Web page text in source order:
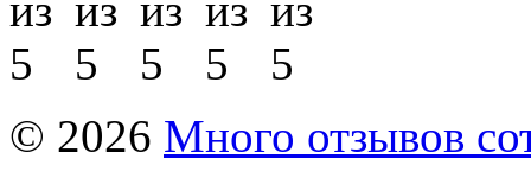
© 2026 Много отзывов